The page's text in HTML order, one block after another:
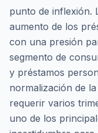
punto de inflexión.
aumento de los
con una presión
segmento de
y préstamos
normalización de
requerir varios
uno de los